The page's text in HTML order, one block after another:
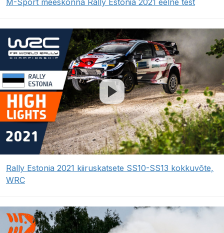
M-Sport meeskonna Rally Estonia 2021 eelne test
Rally Estonia 2021 kiiruskatsete SS10-SS13 kokkuvõte,
WRC